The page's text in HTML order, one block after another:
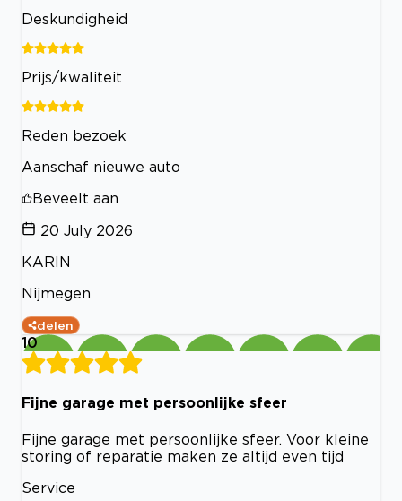
Deskundigheid
Prijs/kwaliteit
Reden bezoek
Aanschaf nieuwe auto
Beveelt aan
20 July 2026
KARIN
Nijmegen
delen
10
Fijne garage met persoonlijke sfeer
Fijne garage met persoonlijke sfeer. Voor kleine
storing of reparatie maken ze altijd even tijd
Service